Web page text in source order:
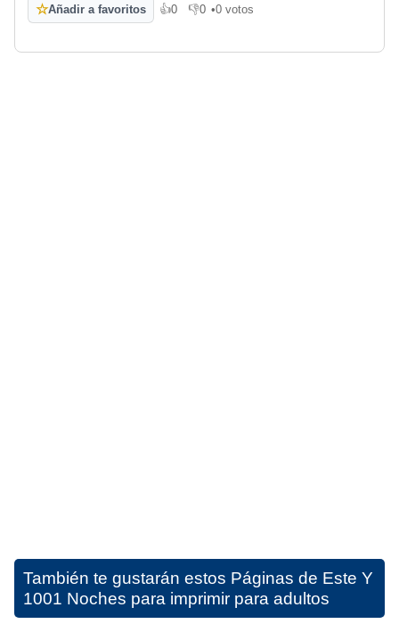
☆Añadir a favoritos 👍0
Me gusta
👎0
No me gusta
•0 votos
También te gustarán estos Páginas de Este Y
1001 Noches para imprimir para adultos